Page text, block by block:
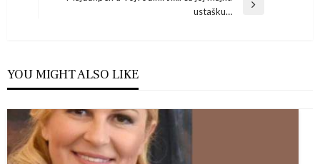
ustašku…
YOU MIGHT ALSO LIKE